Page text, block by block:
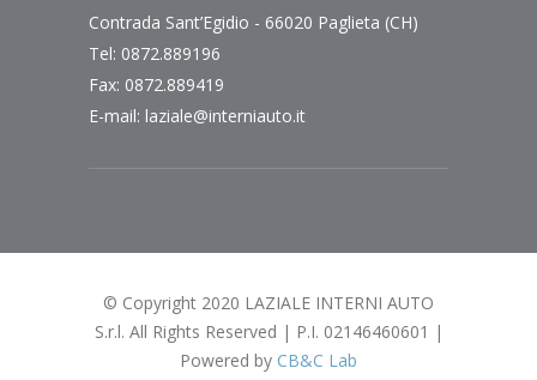
Contrada Sant’Egidio - 66020 Paglieta (CH)
Tel: 0872.889196
Fax: 0872.889419
E-mail: laziale@interniauto.it
© Copyright 2020 LAZIALE INTERNI AUTO
S.r.l. All Rights Reserved | P.I. 02146460601 |
Powered by CB&C Lab